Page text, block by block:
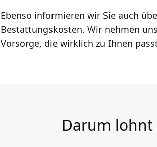
Ebenso informieren wir Sie auch
Bestattungskosten. Wir nehmen
Vorsorge, die wirklich zu Ihnen
Darum